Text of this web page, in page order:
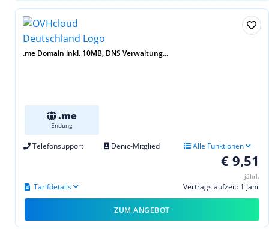
.me Domain inkl. 10MB, DNS Verwaltung...
.me
Endung
Telefonsupport Denic-Mitglied Alle Funktionen
€ 9,51
jährl.
Vertragslaufzeit: 1 Jahr
Tarifdetails
ZUM ANGEBOT